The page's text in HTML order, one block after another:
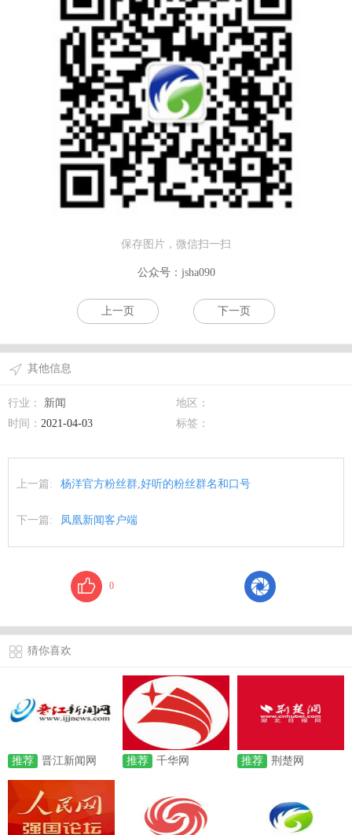
保存图片，微信扫一扫
公众号：jsha090
上一页 下一页
其他信息
行业： 新闻
地区：
时间： 2021-04-03 标签：
上一篇: 杨洋官方粉丝群,好听的粉丝群名和口号
下一篇: 凤凰新闻客户端
0
猜你喜欢
推荐 晋江新闻网 推荐 千华网 推荐 荆楚网